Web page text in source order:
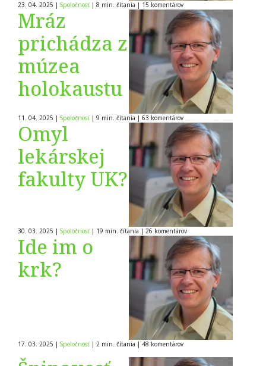
23. 04. 2025 | Spoločnosť | 8 min. čítania | 15 komentárov
Mráz
prichádza z
múzea
holokaustu
11. 04. 2025 | Spoločnosť | 9 min. čítania | 63 komentárov
Omyl
lekárskej
fakulty UK?
30. 03. 2025 | Spoločnosť | 19 min. čítania | 26 komentárov
Ide im o
krk?
17. 03. 2025 | Spoločnosť | 2 min. čítania | 48 komentárov